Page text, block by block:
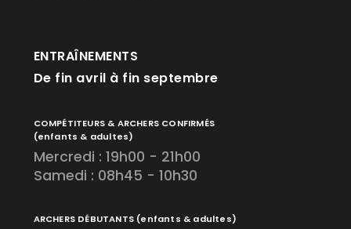
ENTRAÎNEMENTS
De fin avril à fin septembre
COMPÉTITEURS & ARCHERS CONFIRMÉS
(enfants & adultes)
Mercredi : 19h00 - 21h00
Samedi : 08h45 - 10h30
ARCHERS DÉBUTANTS (enfants & adultes)